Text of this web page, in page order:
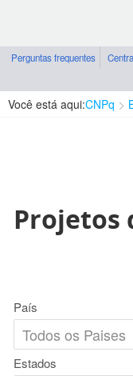
Perguntas frequentes
Você está aqui:CNPq
Projetos
País
Estados